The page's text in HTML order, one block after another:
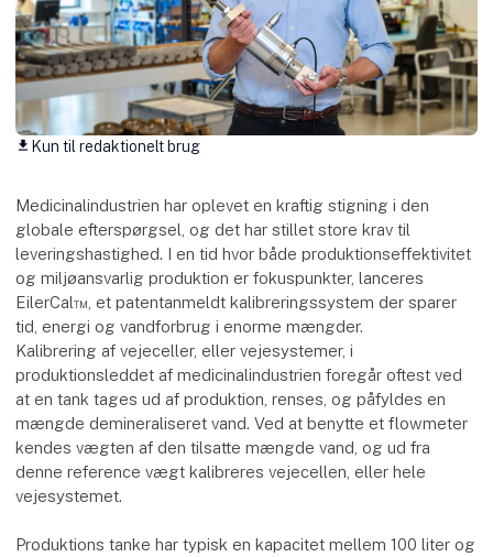
download Kun til redaktionelt brug
Medicinalindustrien har oplevet en kraftig stigning i den
globale efterspørgsel, og det har stillet store krav til
leveringshastighed. I en tid hvor både produktionseffektivitet
og miljøansvarlig produktion er fokuspunkter, lanceres
EilerCal™, et patentanmeldt kalibreringssystem der sparer
tid, energi og vandforbrug i enorme mængder.
Kalibrering af vejeceller, eller vejesystemer, i
produktionsleddet af medicinalindustrien foregår oftest ved
at en tank tages ud af produktion, renses, og påfyldes en
mængde demineraliseret vand. Ved at benytte et flowmeter
kendes vægten af den tilsatte mængde vand, og ud fra
denne reference vægt kalibreres vejecellen, eller hele
vejesystemet.
Produktions tanke har typisk en kapacitet mellem 100 liter og